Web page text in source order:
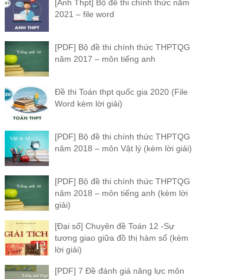
[Anh Thpt] Bộ đề thi chính thức năm
2021 – file word
[PDF] Bộ đề thi chính thức THPTQG
năm 2017 – môn tiếng anh
Đề thi Toán thpt quốc gia 2020 (File
Word kèm lời giải)
[PDF] Bộ đề thi chính thức THPTQG
năm 2018 – môn Vật lý (kèm lời giải)
[PDF] Bộ đề thi chính thức THPTQG
năm 2018 – môn tiếng anh (kèm lời
giải)
[Đại số] Chuyên đề Toán 12 -Sự
tương giao giữa đồ thị hàm số (kèm
lời giải)
[PDF] 7 Đề đánh giá năng lực môn